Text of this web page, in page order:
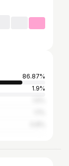
86.87%
1.9%